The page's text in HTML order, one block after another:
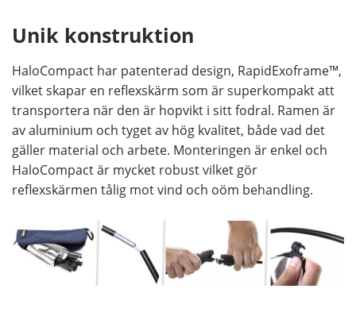
Unik konstruktion
HaloCompact har patenterad design, RapidExoframe™,
vilket skapar en reflexskärm som är superkompakt att
transportera när den är hopvikt i sitt fodral. Ramen är
av aluminium och tyget av hög kvalitet, både vad det
gäller material och arbete. Monteringen är enkel och
HaloCompact är mycket robust vilket gör
reflexskärmen tålig mot vind och oöm behandling.